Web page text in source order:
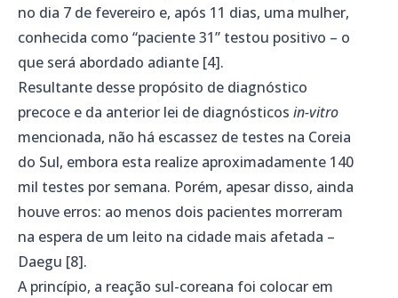
no dia 7 de fevereiro e, após 11 dias, uma mulher,
conhecida como “paciente 31” testou positivo – o
que será abordado adiante [4].
Resultante desse propósito de diagnóstico
precoce e da anterior lei de diagnósticos in-vitro
mencionada, não há escassez de testes na Coreia
do Sul, embora esta realize aproximadamente 140
mil testes por semana. Porém, apesar disso, ainda
houve erros: ao menos dois pacientes morreram
na espera de um leito na cidade mais afetada –
Daegu [8].
A princípio, a reação sul-coreana foi colocar em